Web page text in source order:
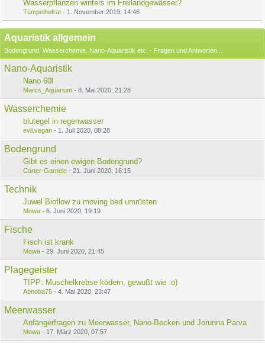
Wasserpflanzen winters im Freilandgewässer?
Tümpelhofrat - 1. November 2019, 14:46
Aquaristik allgemein
Bodengrund, Wasserchemie, Nano-Aquaristik etc. - Fragen und Antworten...
Nano-Aquaristik
Nano 60l
Marcs_Aquarium - 8. Mai 2020, 21:28
Wasserchemie
blutegel in regenwasser
evil.vegan - 1. Juli 2020, 08:28
Bodengrund
Gibt es einen ewigen Bodengrund?
Carter-Garnele - 21. Juni 2020, 16:15
Technik
Juwel Bioflow zu moving bed umrüsten
Mowa - 6. Juni 2020, 19:19
Fische
Fisch ist krank
Mowa - 29. Juni 2020, 21:45
Plagegeister
TIPP: Muschelkrebse ködern, gewußt wie :o)
Abnoba75 - 4. Mai 2020, 23:47
Meerwasser
Anfängerfragen zu Meerwasser, Nano-Becken und Jorunna Parva
Mowa - 17. März 2020, 07:57